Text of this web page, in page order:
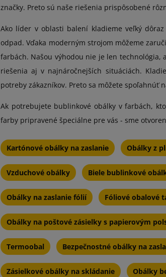
značky. Preto sú naše riešenia prispôsobené
Ako líder v oblasti balení kladieme veľký
odpad. Vďaka moderným strojom môžeme
farbách. Našou výhodou nie je len
riešenia aj v najnáročnejších situáciách.
potreby zákazníkov. Preto sa môžete
Ak potrebujete bublinkové obálky v farbách,
farby pripravené špeciálne pre vás - sme
Kartónové obálky na zaslanie Obálky z
Vzduchové obálky Biele bublinkové
Obálky na zaslanie fólií Fóliové obalové
Obálky na poštové zásielky s papierovým
Termoobal Bezpečnostné obálky na
Zásielkové obálky na skládanie Obálky